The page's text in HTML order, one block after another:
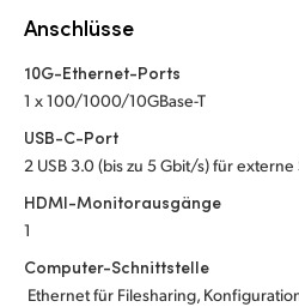
Norway
Poland
Portugal
Singapore
Anschlüsse
10G-Ethernet-Ports
1 x 100/1000/10GBase-T
USB-C-Port
2 USB 3.0 (bis zu 5 Gbit/s) für
HDMI-Monitorausgänge
1
Computer-Schnittstelle
Ethernet für Filesharing,